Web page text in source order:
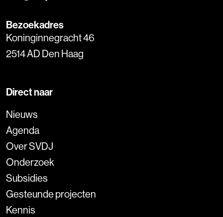
Bezoekadres
Koninginnegracht 46
2514 AD Den Haag
Direct naar
Nieuws
Agenda
Over SVDJ
Onderzoek
Subsidies
Gesteunde projecten
Kennis